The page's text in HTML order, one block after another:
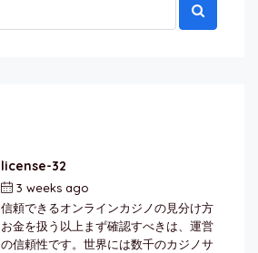
license-32
3 weeks ago
信頼できるオンラインカジノの見分け方
お金を扱う以上まず確認すべきは、運営
の信頼性です。世界には数千のカジノサ